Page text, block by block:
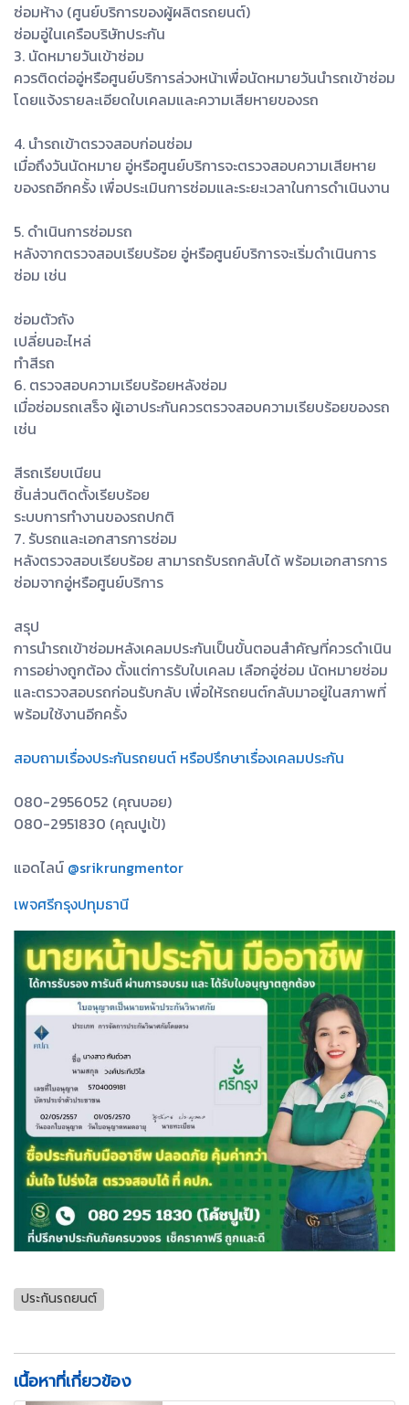
ซ่อมห้าง (ศูนย์บริการของผู้ผลิตรถยนต์)
ซ่อมอู่ในเครือบริษัทประกัน
3. นัดหมายวันเข้าซ่อม
ควรติดต่ออู่หรือศูนย์บริการล่วงหน้าเพื่อนัดหมายวันนำรถเข้าซ่อม
โดยแจ้งรายละเอียดใบเคลมและความเสียหายของรถ
4. นำรถเข้าตรวจสอบก่อนซ่อม
เมื่อถึงวันนัดหมาย อู่หรือศูนย์บริการจะตรวจสอบความเสียหาย
ของรถอีกครั้ง เพื่อประเมินการซ่อมและระยะเวลาในการดำเนินงาน
5. ดำเนินการซ่อมรถ
หลังจากตรวจสอบเรียบร้อย อู่หรือศูนย์บริการจะเริ่มดำเนินการ
ซ่อม เช่น
ซ่อมตัวถัง
เปลี่ยนอะไหล่
ทำสีรถ
6. ตรวจสอบความเรียบร้อยหลังซ่อม
เมื่อซ่อมรถเสร็จ ผู้เอาประกันควรตรวจสอบความเรียบร้อยของรถ
เช่น
สีรถเรียบเนียน
ชิ้นส่วนติดตั้งเรียบร้อย
ระบบการทำงานของรถปกติ
7. รับรถและเอกสารการซ่อม
หลังตรวจสอบเรียบร้อย สามารถรับรถกลับได้ พร้อมเอกสารการ
ซ่อมจากอู่หรือศูนย์บริการ
สรุป
การนำรถเข้าซ่อมหลังเคลมประกันเป็นขั้นตอนสำคัญที่ควรดำเนิน
การอย่างถูกต้อง ตั้งแต่การรับใบเคลม เลือกอู่ซ่อม นัดหมายซ่อม
และตรวจสอบรถก่อนรับกลับ เพื่อให้รถยนต์กลับมาอยู่ในสภาพที่
พร้อมใช้งานอีกครั้ง
สอบถามเรื่องประกันรถยนต์ หรือปรึกษาเรื่องเคลมประกัน
080-2956052 (คุณบอย)
080-2951830 (คุณปูเป้)
แอดไลน์ @srikrungmentor
เพจศรีกรุงปทุมธานี
ประกันรถยนต์
เนื้อหาที่เกี่ยวข้อง